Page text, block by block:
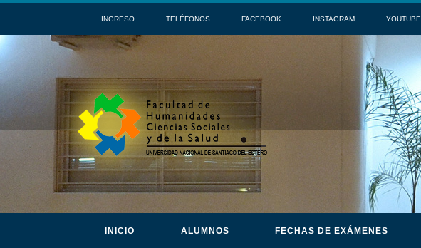
INGRESO TELÉFONOS FACEBOOK INSTAGRAM YOUTUBE
INICIO ALUMNOS FECHAS DE EXÁMENES